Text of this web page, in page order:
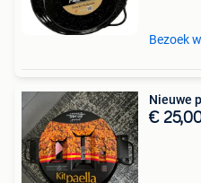
Bezoek
Nieuwe
€